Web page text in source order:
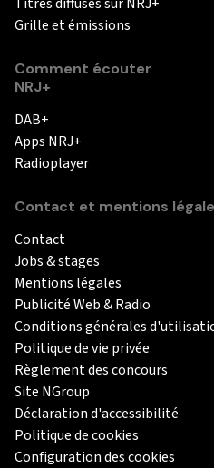
Grille et émissions
Comment écouter
NRJ+
DAB+
Apps NRJ+
Radioplayer
Contact et mentions
Contact
Jobs & stages
Mentions légales
Publicité Web & Radio
Conditions générales
Politique de vie privée
Règlement des concours
Site NGroup
Déclaration d'accessibilité
Politique de cookies
Configuration des cookies